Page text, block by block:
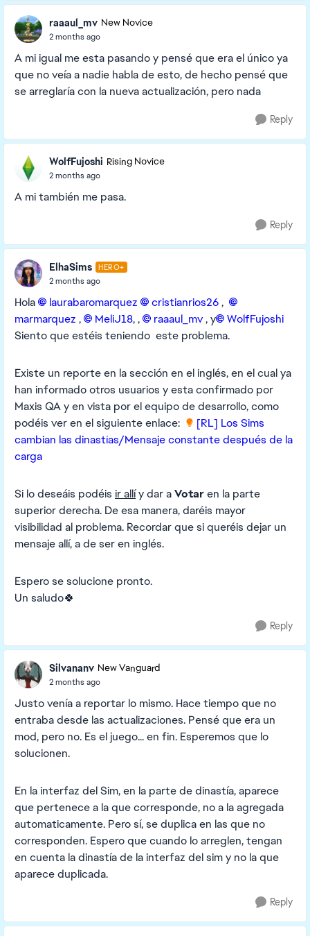
raaaul_mv New Novice
2 months ago
A mi igual me esta pasando y pensé que era el único ya
que no veía a nadie habla de esto, de hecho pensé que
se arreglaría con la nueva actualización, pero nada
Reply
WolfFujoshi Rising Novice
2 months ago
A mi también me pasa.
Reply
ElhaSims HERO+
2 months ago
Hola laurabaromarquez​ cristianrios26​,
marmarquez​ , MeliJ18​, , raaaul_mv​, y
WolfFujoshi​
Siento que estéis teniendo este problema.
Existe un reporte en la sección en el inglés, en el cual ya
han informado otros usuarios y esta confirmado por
Maxis QA y en vista por el equipo de desarrollo, como
podéis ver en el siguiente enlace:
[RL] Los Sims
cambian las dinastías/Mensaje constante después de la
carga
Si lo deseáis podéis ir allíy dar aVotaren la parte
superior derecha. De esa manera, daréis mayor
visibilidad al problema. Recordar que si queréis dejar un
mensaje allí, a de ser en inglés.
Espero se solucione pronto.
Un saludo🍀
Reply
Silvananv New Vanguard
2 months ago
Justo venía a reportar lo mismo. Hace tiempo que no
entraba desde las actualizaciones. Pensé que era un
mod, pero no. Es el juego... en fin. Esperemos que lo
solucionen.
En la interfaz del Sim, en la parte de dinastía, aparece
que pertenece a la que corresponde, no a la agregada
automaticamente. Pero sí, se duplica en las que no
corresponden. Espero que cuando lo arreglen, tengan
en cuenta la dinastía de la interfaz del sim y no la que
aparece duplicada.
Reply